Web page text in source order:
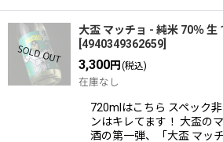
大盃 マッチョ - 純米 70％
4940349362659
3,300円 (税込)
在庫なし
720mlはこちら スペック
ンはキレてます！ 大盃の
酒の第一弾、「大盃 マッ